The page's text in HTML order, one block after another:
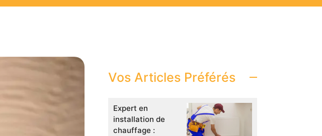
Vos Articles Préférés
Expert en
installation de
chauffage :